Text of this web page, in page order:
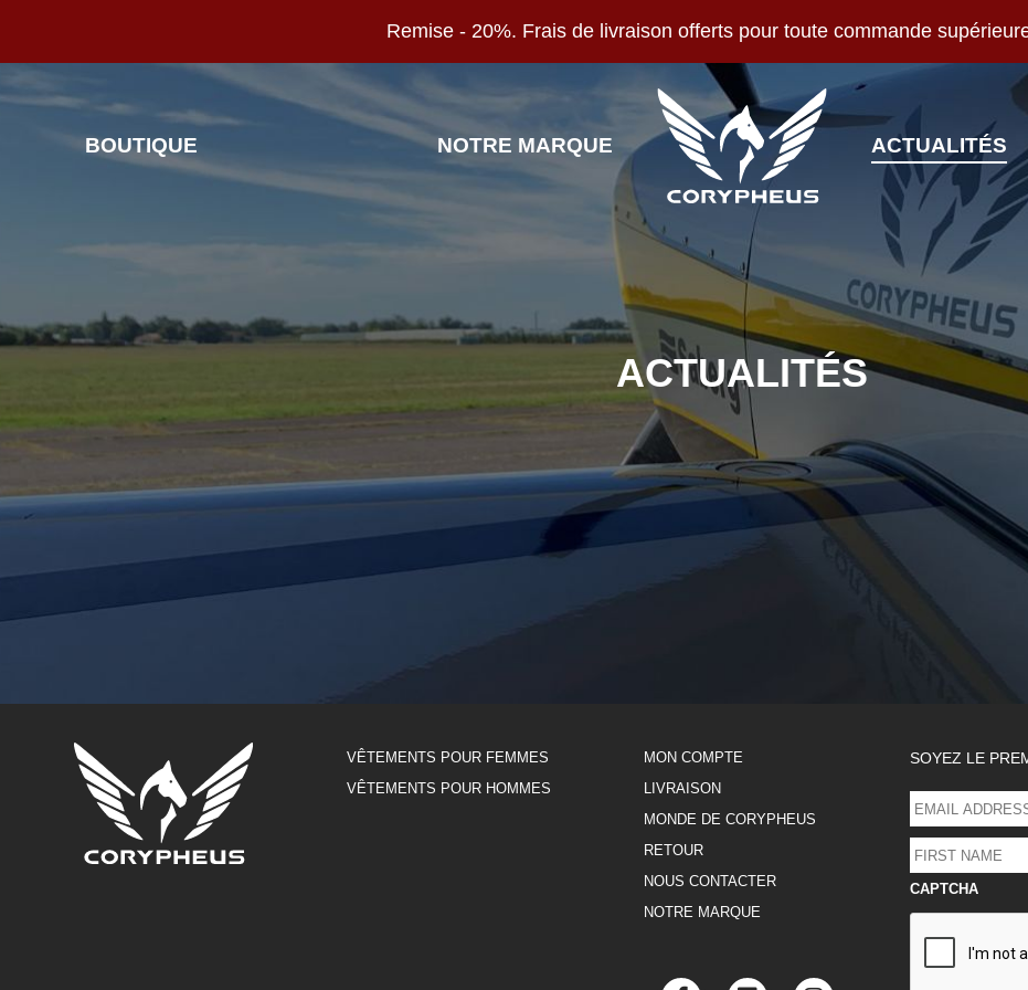
Remise - 20%. Frais de livraison offerts pour toute commande
BOUTIQUE NOTRE MARQUE ACTUALITÉS
ACTUALITÉS
VÊTEMENTS POUR FEMMES
VÊTEMENTS POUR HOMMES
MON COMPTE
LIVRAISON
MONDE DE CORYPHEUS
RETOUR
NOUS CONTACTER
NOTRE MARQUE
SOYEZ LE
EMAIL
ADDRESS
*
FIRST
NAME
*
CAPTCHA